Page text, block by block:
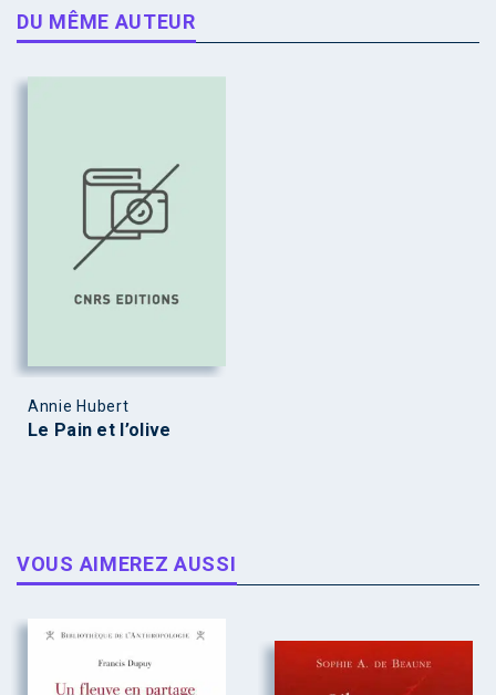
DU MÊME AUTEUR
Annie Hubert
Le Pain et l’olive
VOUS AIMEREZ AUSSI